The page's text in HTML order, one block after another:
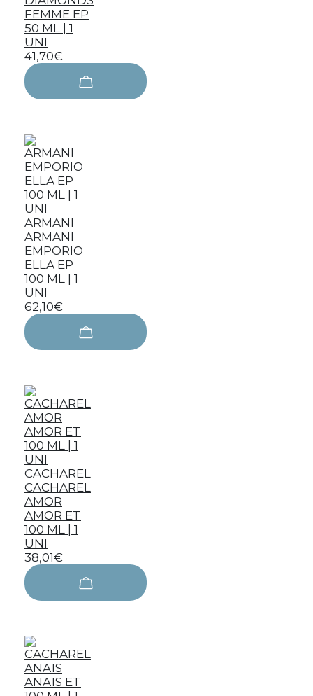
FEMME EP
50 ML | 1
UNI
41,70€
ARMANI
ARMANI
EMPORIO
ELLA EP
100 ML | 1
UNI
62,10€
CACHAREL
CACHAREL
AMOR
AMOR ET
100 ML | 1
UNI
38,01€